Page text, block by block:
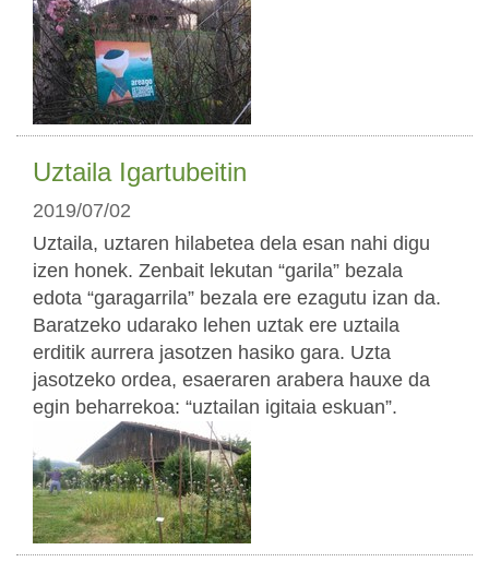
Uztaila Igartubeitin
2019/07/02
Uztaila, uztaren hilabetea dela esan nahi digu
izen honek. Zenbait lekutan “garila” bezala
edota “garagarrila” bezala ere ezagutu izan da.
Baratzeko udarako lehen uztak ere uztaila
erditik aurrera jasotzen hasiko gara. Uzta
jasotzeko ordea, esaeraren arabera hauxe da
egin beharrekoa: “uztailan igitaia eskuan”.